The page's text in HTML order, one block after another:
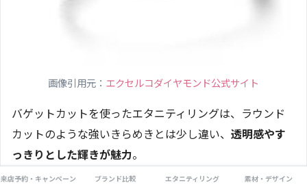
画像引用元： エクセルコダイヤモンド公式サイト
バゲットカットを使ったエタニティリングは、ラウンド
カットのような強いきらめきとは少し違い、 透明感やす
っきりとした輝きが魅力。
来店予約・キャンペーン ブランド比較 エタニティリング 素材・デザイン